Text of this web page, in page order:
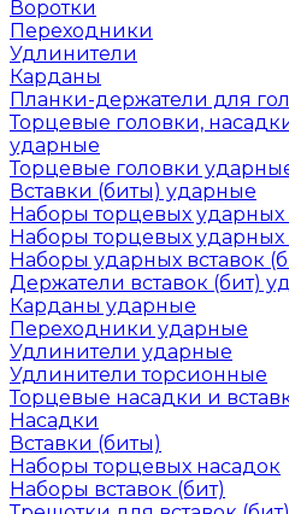
Воротки
Переходники
Удлинители
Карданы
Планки-держатели для
Торцевые головки,
ударные
Торцевые головки
Вставки (биты) ударные
Наборы торцевых ударных
Наборы торцевых ударных
Наборы ударных вставок
Держатели вставок (бит)
Карданы ударные
Переходники ударные
Удлинители ударные
Удлинители торсионные
Торцевые насадки и
Насадки
Вставки (биты)
Наборы торцевых насадок
Наборы вставок (бит)